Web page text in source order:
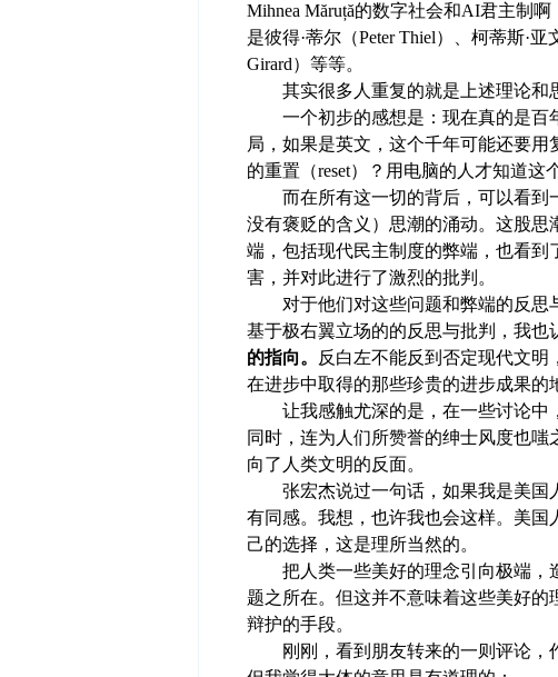
Mihnea Măruță的数字社会和AI君主制
是彼得·蒂尔（Peter Thiel）、柯蒂斯·亚
Girard）等等。
其实很多人重复的就是上述理论和思
一个初步的感想是：现在真的是百
局，如果是英文，这个千年可能还要
的重置（reset）？用电脑的人才知道这
而在所有这一切的背后，可以看到
没有褒贬的含义）思潮的涌动。这股
端，包括现代民主制度的弊端，也看
害，并对此进行了激烈的批判。
对于他们对这些问题和弊端的反思
基于极右翼立场的的反思与批判，我也
的指向。
反白左不能反到否定现代文
在进步中取得的那些珍贵的进步成果的
让我感触尤深的是，在一些讨论中
同时，连为人们所赞誉的绅士风度也
向了人类文明的反面。
张宏杰说过一句话，如果我是美国
有同感。我想，也许我也会这样。美
己的选择，这是理所当然的。
把人类一些美好的理念引向极端，
题之所在。但这并不意味着这些美好
辩护的手段。
刚刚，看到朋友转来的一则评论，